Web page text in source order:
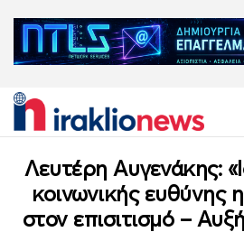
Λευτέρη Αυγενάκης:
κοινωνικής ευθύνης
στον επισιτισμό –